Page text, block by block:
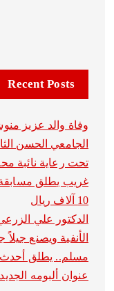
Recent Posts
وفاة والد عزيز
الجامعي الحسن
تحت رعاية نائبة
غريب يطلق
10 آلاف ريال
الدكتور علي
الأنفية ويصنع جيلاً
مسلم.. يطلق أحدث
عنوان ألبومه الجديد